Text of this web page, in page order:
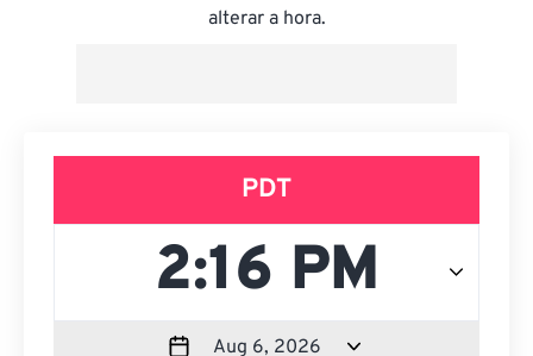
alterar a hora.
PDT